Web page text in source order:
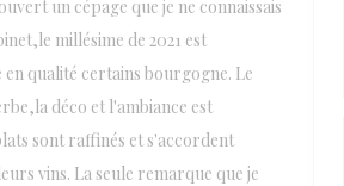
un cépage que je ne connaissais
millésime de 2021 est
qualité certains bourgogne. Le
déco et l'ambiance est
sont raffinés et s'accordent
vins. La seule remarque que je